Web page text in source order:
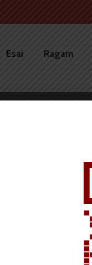
Esai Ragam